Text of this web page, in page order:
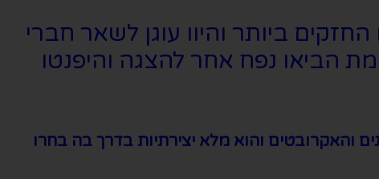
ביותר והיוו עוגן לשאר חברי
הביאו נפח אחר להצגה והיפנטו
והאקרובטים והוא מלא יצירתיות בדרך בה בחרו